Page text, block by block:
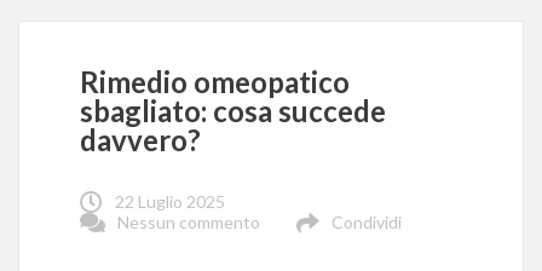
Rimedio omeopatico
sbagliato: cosa succede
davvero?
22 Luglio 2025
Nessun commento
Condividi